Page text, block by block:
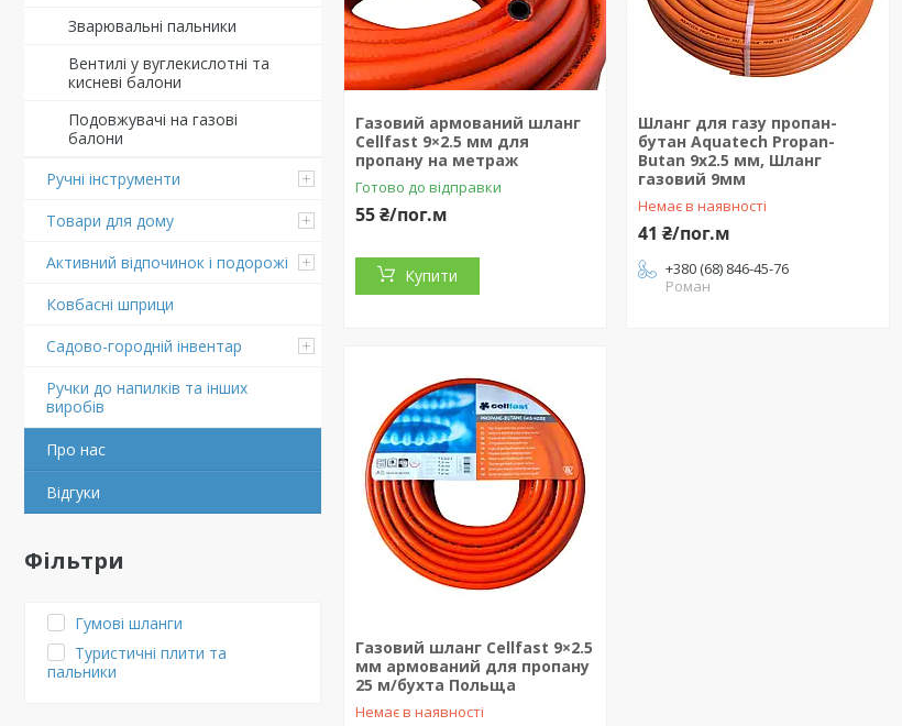
Зварювальні пальники
Вентилі у вуглекислотні та
кисневі балони
Подовжувачі на газові
балони
Ручні інструменти
Товари для дому
Активний відпочинок і подорожі
Ковбасні шприци
Садово-городній інвентар
Ручки до напилків та інших
виробів
Про нас
Відгуки
Фільтри
Гумові шланги
Туристичні плити та
пальники
Газовий армований шланг
Cellfast 9×2.5 мм для
пропану на метраж
Готово до відправки
55 ₴/пог.м
Купити
Шланг для газу пропан-
бутан Aquatech Propan-
Butan 9х2.5 мм, Шланг
газовий 9мм
Немає в наявності
41 ₴/пог.м
+380 (68) 846-45-76
Роман
Газовий шланг Cellfast 9×2.5
мм армований для пропану
25 м/бухта Польща
Немає в наявності